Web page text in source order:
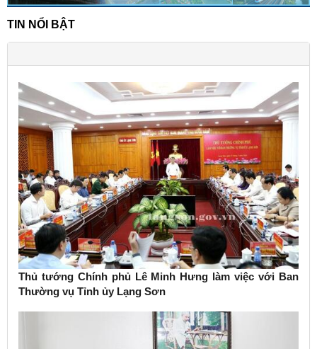
TIN NỔI BẬT
Thủ tướng Chính phủ Lê Minh Hưng làm việc với Ban
Thường vụ Tỉnh ủy Lạng Sơn